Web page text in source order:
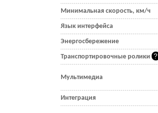
Минимальная скорость, км/ч
Язык интерфейса
Энергосбережение
Транспортировочные ролики
Мультимедиа
Интеграция